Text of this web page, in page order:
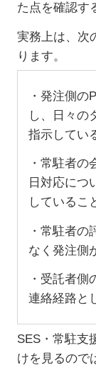
た点を確認す
実務上は、次
ります。
・発注側の
し、日々の
指示してい
・常駐者
日対応につ
しているこ
・常駐者の
なく発注側
・受託者側
連絡経路と
SES・常駐支
けを見るので